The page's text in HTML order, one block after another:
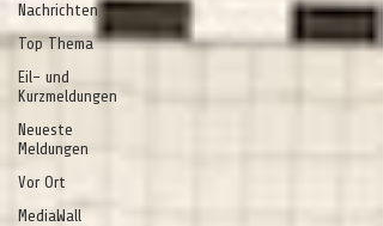
Nachrichten
Top Thema
Eil- und
Kurzmeldungen
Neueste
Meldungen
Vor Ort
MediaWall